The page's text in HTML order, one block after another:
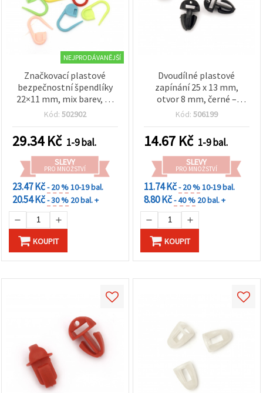
NEJPRODÁVANĚJŠÍ
Značkovací plastové
bezpečnostní špendlíky
22×11 mm, mix barev, 50
ks
Kód: 502902
29.34Kč 1-9 bal.
SLEVY
PRO MNOŽSTVÍ
23.47 Kč- 20 %10-19 bal.
20.54 Kč- 30 % 20 bal. +
KOUPIT
Dvoudílné plastové
zapínání 25 x 13 mm,
otvor 8 mm, černé –
balení 10 ks
Kód: 506199
14.67 Kč 1-9 bal.
SLEVY
PRO MNOŽSTVÍ
11.74 Kč- 20 %10-19 bal.
8.80 Kč- 40 % 20 bal. +
KOUPIT